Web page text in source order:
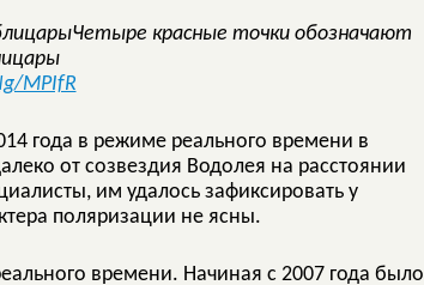
Четыре красные точки обозначают
MPIfR
года в режиме реального времени в
от созвездия Водолея на расстоянии
им удалось зафиксировать у
поляризации не ясны.
времени. Начиная с 2007 года было